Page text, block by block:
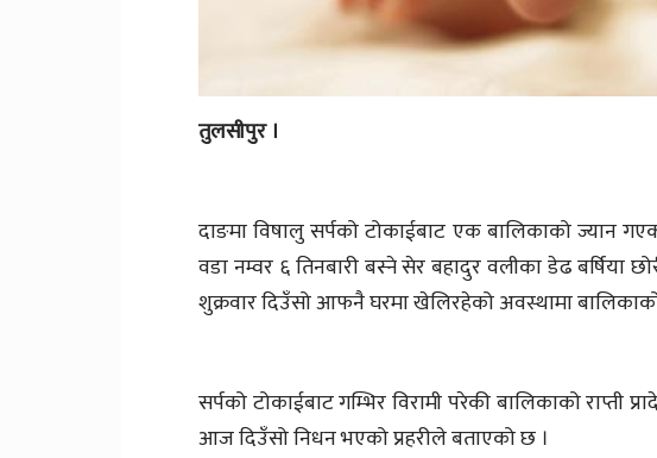
तुलसीपुर ।
दाङमा विषालु सर्पको टोकाईबाट एक बालिकाको ज्यान
वडा नम्वर ६ तिनबारी बस्ने सेर बहादुर वलीका डेढ बर्षिया
शुक्रवार दिउँसो आफनै घरमा खेलिरहेको अवस्थामा
सर्पको टोकाईबाट गम्भिर विरामी परेकी बालिकाको राप्ती
आज दिउँसो निधन भएको प्रहरीले बताएको छ ।